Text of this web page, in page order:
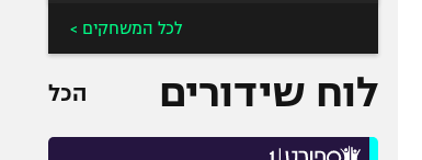
לכל המשחקים >
לוח שידורים הכל